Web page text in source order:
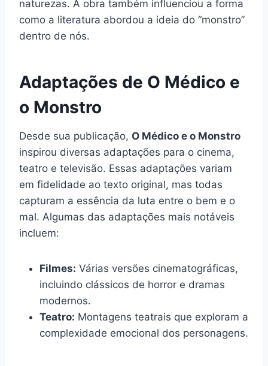
naturezas. A obra também influenciou a forma
como a literatura abordou a ideia do “monstro”
dentro de nós.
Adaptações de O Médico e
o Monstro
Desde sua publicação, O Médico e o Monstro
inspirou diversas adaptações para o cinema,
teatro e televisão. Essas adaptações variam
em fidelidade ao texto original, mas todas
capturam a essência da luta entre o bem e o
mal. Algumas das adaptações mais notáveis
incluem:
Filmes: Várias versões cinematográficas,
incluindo clássicos de horror e dramas
modernos.
Teatro: Montagens teatrais que exploram a
complexidade emocional dos personagens.